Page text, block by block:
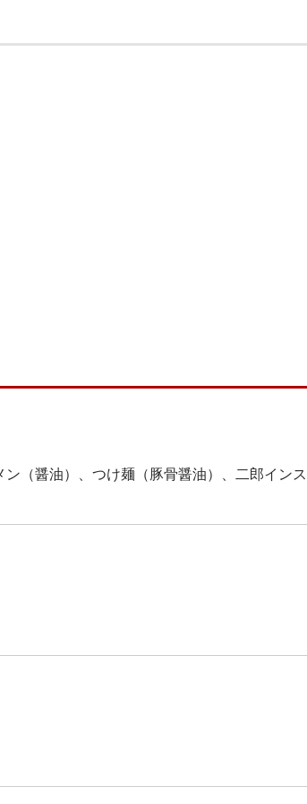
（醤油）、つけ麺（豚骨醤油）、二郎イン